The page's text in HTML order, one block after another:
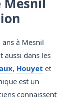
Mesnil
à Mesnil
aussi dans les
, Houyet et
est un
connaissent